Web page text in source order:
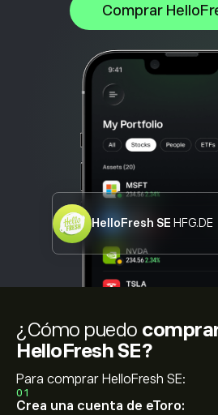
Comprar
HelloFresh SE HFG.DE
¿Cómo puedo
HelloFresh SE?
Para comprar HelloFresh SE:
01
Crea una cuenta de eToro: